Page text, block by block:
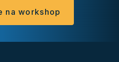
na workshop